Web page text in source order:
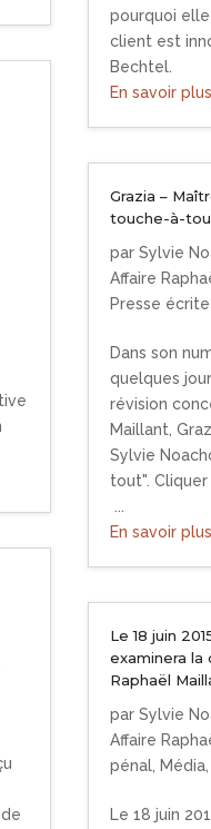
pourquoi
client est
Bechtel.
En savoir plus
Grazia –
touche-à-
par Sylvie
Affaire
Presse écrite
Dans son
quelques
révision
Maillant,
Sylvie
tout".
En savoir plus
Le 18 juin
examinera la
Raphaël
par Sylvie
Affaire
pénal, Média,
Le 18 juin